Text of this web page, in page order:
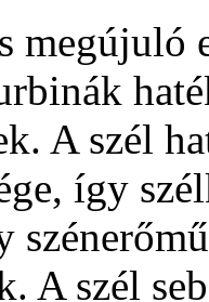
megújuló
A szél
így
A szél